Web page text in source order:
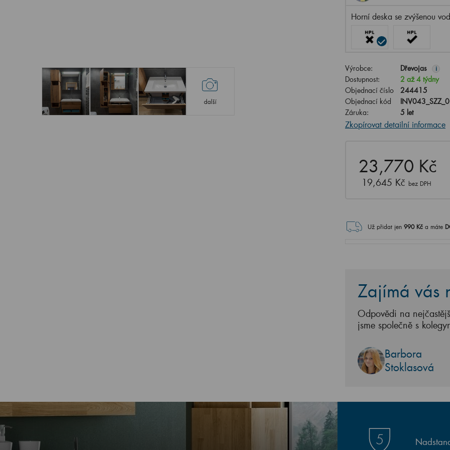
další
Horní deska se zvýšenou
Výrobce: Dřevojas i
Dostupnost:
2 až 4 týdny
Objednací číslo
244415
Objednací kód
Záruka:
5 let
Zkopírovat detailní informace
23,770 Kč
19,645 Kč bez DPH
Už přidat jen 990Kč a máte
Zajímá vás
Odpovědi na
jsme společně s
Barbora
Stoklasová